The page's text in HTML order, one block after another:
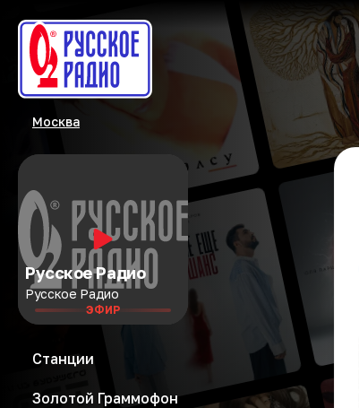
Москва
Русское Радио
Русское Радио
ЭФИР
Станции
Золотой Граммофон